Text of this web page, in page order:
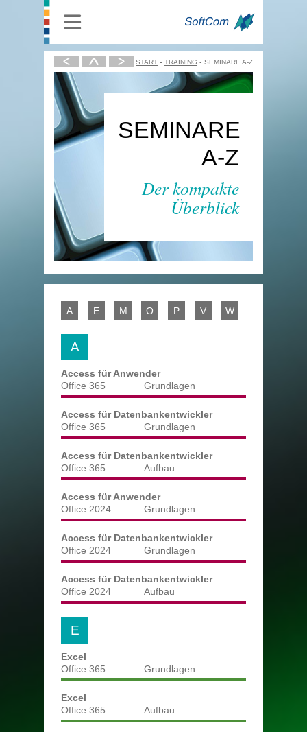
START TRAINING SEMINARE A-Z
SEMINARE
A-Z
Der kompakte
Überblick
A E M O P V W
A
Access für Anwender
Office 365
Grundlagen
Access für Datenbankentwickler
Office 365
Grundlagen
Access für Datenbankentwickler
Office 365
Aufbau
Access für Anwender
Office 2024
Grundlagen
Access für Datenbankentwickler
Office 2024
Grundlagen
Access für Datenbankentwickler
Office 2024
Aufbau
E
Excel
Office 365
Grundlagen
Excel
Office 365
Aufbau